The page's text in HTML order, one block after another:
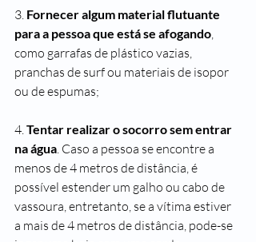
3. Fornecer algum material flutuante
para a pessoa que está se afogando,
como garrafas de plástico vazias,
pranchas de surf ou materiais de isopor
ou de espumas;
4. Tentar realizar o socorro sem entrar
na água. Caso a pessoa se encontre a
menos de 4 metros de distância, é
possível estender um galho ou cabo de
vassoura, entretanto, se a vítima estiver
a mais de 4 metros de distância, pode-se